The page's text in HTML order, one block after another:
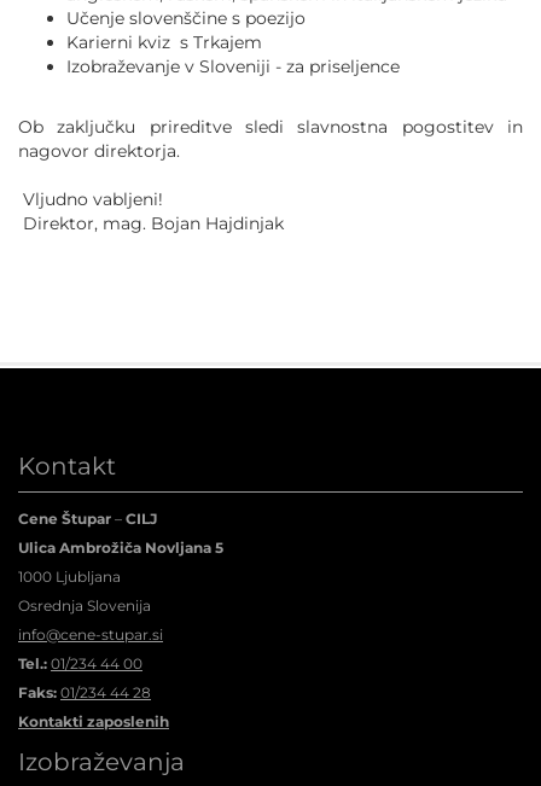
Učenje slovenščine s poezijo
Karierni kviz s Trkajem
Izobraževanje v Sloveniji - za priseljence
Ob zaključku prireditve sledi slavnostna pogostitev in
nagovor direktorja.
Vljudno vabljeni!
Direktor, mag. Bojan Hajdinjak
Kontakt
Cene Štupar – CILJ
Ulica Ambrožiča Novljana 5
1000 Ljubljana
Osrednja Slovenija
info@cene-stupar.si
Tel.: 01/234 44 00
Faks: 01/234 44 28
Kontakti zaposlenih
Izobraževanja